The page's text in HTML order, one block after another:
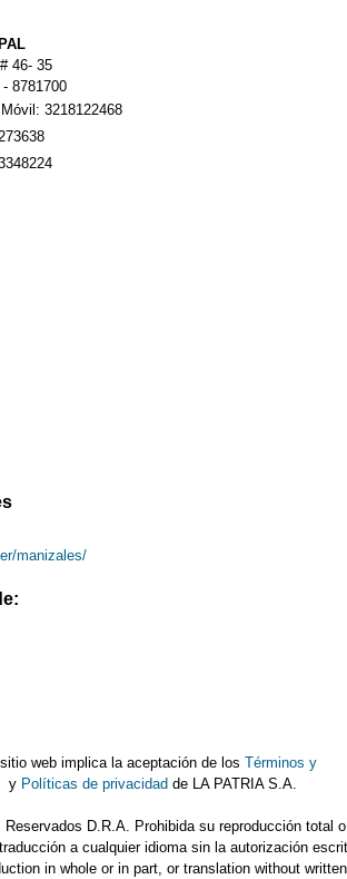
46- 35
8781700
3218122468
manizales/
web implica la aceptación de los Términos y
y Políticas de privacidad de LA PATRIA S.A.
Reservados D.R.A. Prohibida su reproducción total o
a cualquier idioma sin la autorización
in whole or in part, or translation without written